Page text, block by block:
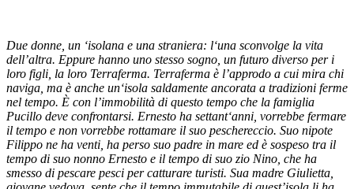
Due donne, un ‘isolana e una straniera: l‘una sconvolge la vita
dell’altra. Eppure hanno uno stesso sogno, un futuro diverso per i
loro figli, la loro Terraferma. Terraferma è l’approdo a cui mira chi
naviga, ma è anche un‘isola saldamente ancorata a tradizioni ferme
nel tempo. È con l’immobilità di questo tempo che la famiglia
Pucillo deve confrontarsi. Ernesto ha settant‘anni, vorrebbe fermare
il tempo e non vorrebbe rottamare il suo peschereccio. Suo nipote
Filippo ne ha venti, ha perso suo padre in mare ed è sospeso tra il
tempo di suo nonno Ernesto e il tempo di suo zio Nino, che ha
smesso di pescare pesci per catturare turisti. Sua madre Giulietta,